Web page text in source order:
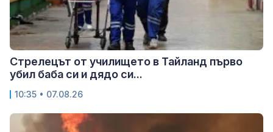
Стрелецът от училището в Тайланд първо
убил баба си и дядо си...
10:35 • 07.08.26